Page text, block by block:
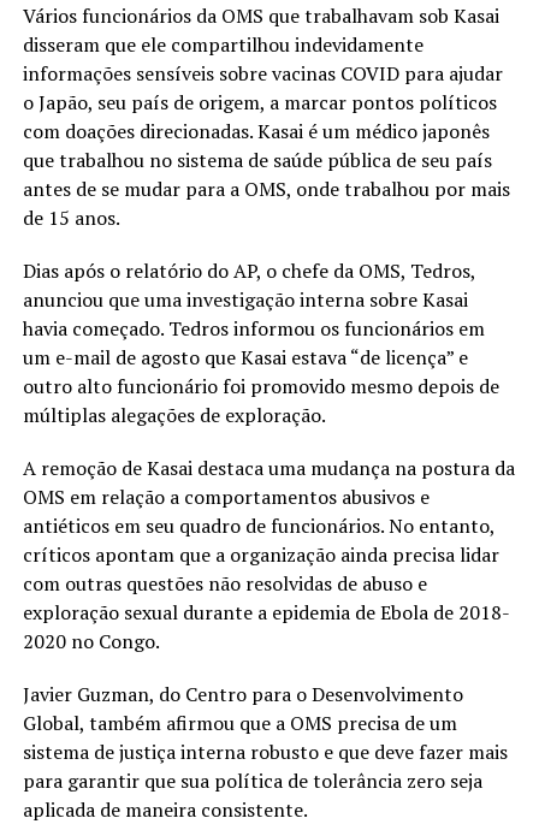
Vários funcionários da OMS que trabalhavam sob Kasai
disseram que ele compartilhou indevidamente
informações sensíveis sobre vacinas COVID para ajudar
o Japão, seu país de origem, a marcar pontos políticos
com doações direcionadas. Kasai é um médico japonês
que trabalhou no sistema de saúde pública de seu país
antes de se mudar para a OMS, onde trabalhou por mais
de 15 anos.
Dias após o relatório do AP, o chefe da OMS, Tedros,
anunciou que uma investigação interna sobre Kasai
havia começado. Tedros informou os funcionários em
um e-mail de agosto que Kasai estava “de licença” e
outro alto funcionário foi promovido mesmo depois de
múltiplas alegações de exploração.
A remoção de Kasai destaca uma mudança na postura da
OMS em relação a comportamentos abusivos e
antiéticos em seu quadro de funcionários. No entanto,
críticos apontam que a organização ainda precisa lidar
com outras questões não resolvidas de abuso e
exploração sexual durante a epidemia de Ebola de 2018-
2020 no Congo.
Javier Guzman, do Centro para o Desenvolvimento
Global, também afirmou que a OMS precisa de um
sistema de justiça interna robusto e que deve fazer mais
para garantir que sua política de tolerância zero seja
aplicada de maneira consistente.